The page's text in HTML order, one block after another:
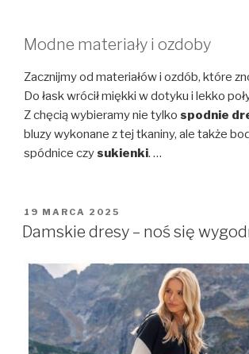
Modne materiały i ozdoby
Zacznijmy od materiałów i ozdób, które
Do łask wrócił miękki w dotyku i lekko
Z chęcią wybieramy nie tylko spodnie
bluzy wykonane z tej tkaniny, ale także
spódnice czysukienki. …
OPUBLIKOWANE
W
19 MARCA 2025
Damskie dresy – noś się